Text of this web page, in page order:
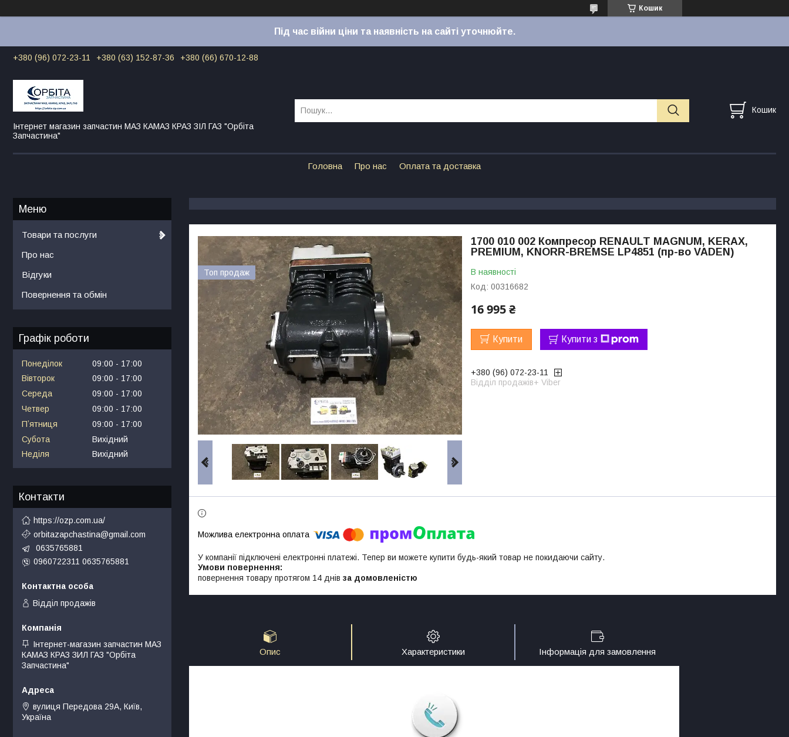
Кошик
Під час війни ціни та наявність на сайті уточнюйте.
+380 (96) 072-23-11 +380 (63) 152-87-36 +380 (66) 670-12-88
Інтернет магазин запчастин МАЗ КАМАЗ КРАЗ ЗІЛ ГАЗ "Орбіта
Запчастина"
Кошик
Головна Про нас Оплата та доставка
Топ продаж
1700 010 002 Компресор RENAULT MAGNUM, KERAX,
PREMIUM, KNORR-BREMSE LP4851 (пр-во VADEN)
В наявності
Код: 00316682
16 995 ₴
Купити Купити з
+380 (96) 072-23-11
Відділ продажів+ Viber
У компанії підключені електронні платежі. Тепер ви можете купити будь-який товар не покидаючи сайту.
повернення товару протягом 14 днів за домовленістю
Опис Характеристики Інформація для замовлення
Товари та послуги
Про нас
Відгуки
Повернення та обмін
Графік роботи
Понеділок 09:00
17:00
Вівторок
09:00
17:00
Середа
09:00
17:00
Четвер
09:00
17:00
Пʼятниця
09:00
17:00
Субота
Вихідний
Неділя
Вихідний
Контакти
https://ozp.com.ua/
orbitazapchastina@gmail.com
0635765881
0960722311 0635765881
Відділ продажів
Інтернет-магазин запчастин МАЗ
КАМАЗ КРАЗ ЗИЛ ГАЗ "Орбіта
Запчастина"
вулиця Передова 29А, Київ,
Україна